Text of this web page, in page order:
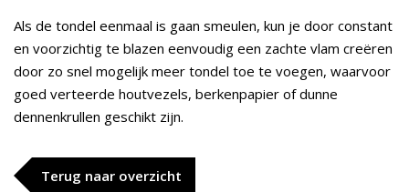
Als de tondel eenmaal is gaan smeulen, kun je door constant
en voorzichtig te blazen eenvoudig een zachte vlam creëren
door zo snel mogelijk meer tondel toe te voegen, waarvoor
goed verteerde houtvezels, berkenpapier of dunne
dennenkrullen geschikt zijn.
Terug naar overzicht